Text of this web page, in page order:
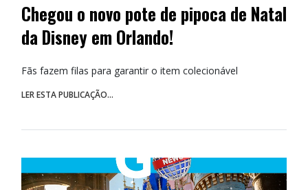
Chegou o novo pote de pipoca de Natal
da Disney em Orlando!
Fãs fazem filas para garantir o item colecionável
LER ESTA PUBLICAÇÃO...